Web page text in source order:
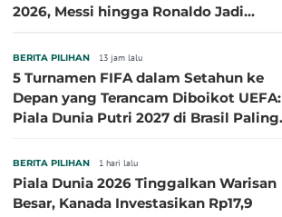
2026, Messi hingga Ronaldo Jadi
BERITA PILIHAN 13 jam lalu
5 Turnamen FIFA dalam Setahun ke
Depan yang Terancam Diboikot UEFA:
Piala Dunia Putri 2027 di Brasil Paling
BERITA PILIHAN 1 hari lalu
Piala Dunia 2026 Tinggalkan Warisan
Besar, Kanada Investasikan Rp17,9